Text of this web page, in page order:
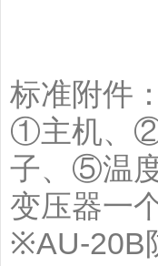
标准附件：
①主机、②
子、⑤温
变压器一
※AU-20B